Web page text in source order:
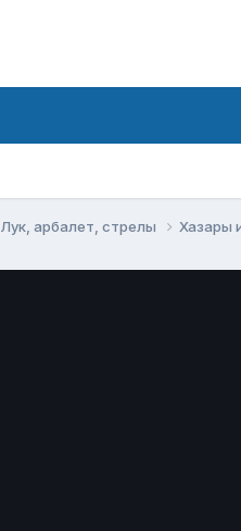
Лук, арбалет, стрелы Хазары